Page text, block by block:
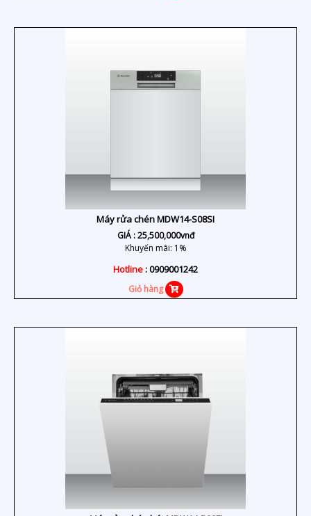
Máy rửa chén MDW14-S08SI
GIÁ :25,500,000vnđ
Khuyến mãi: 1%
Hotline: 0909001242
Giỏ hàng